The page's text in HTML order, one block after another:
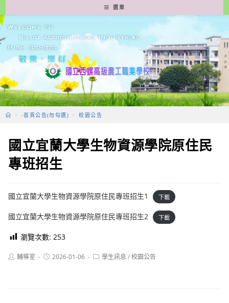
轉
至
要
容
選單
> -首頁公告(勿勾選) > 校園公告
國立宜蘭大學生物資源學院原住民
專班招生
國立宜蘭大學生物資源學院原住民專班招生1 下載
國立宜蘭大學生物資源學院原住民專班招生2 下載
瀏覽次數: 253
Post輔導室
Post2026-01-06
Post學生訊息 /校園公告